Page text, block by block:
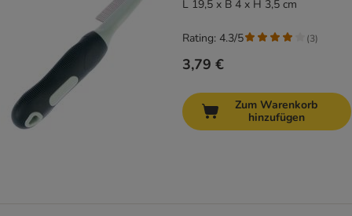
L 19,5 x B 4 x H 3,5 cm
3,79 €
Rating: 4.3/5 (3)
Zum Warenkorb
hinzufügen